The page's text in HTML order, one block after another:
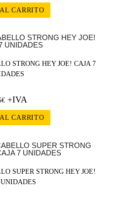
CARRITO
STRONG HEY JOE! CAJA 7
€ +IVA
CARRITO
SUPER STRONG HEY JOE!